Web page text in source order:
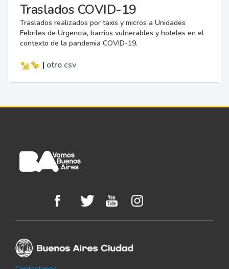
Traslados COVID-19
Traslados realizados por taxis y micros a Unidades
Febriles de Urgencia, barrios vulnerables y hoteles en el
contexto de la pandemia COVID-19.
| otro csv